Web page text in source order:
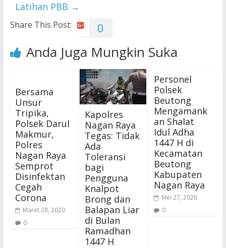
Latihan PBB →
Share This Post: 0
Anda Juga Mungkin Suka
Bersama
Unsur
Tripika,
Polsek Darul
Makmur,
Polres
Nagan Raya
Semprot
Disinfektan
Cegah
Corona
Maret 28, 2020
0
Kapolres
Nagan Raya
Tegas: Tidak
Ada
Toleransi
bagi
Pengguna
Knalpot
Brong dan
Balapan Liar
di Bulan
Ramadhan
1447 H
Personel
Polsek
Beutong
Mengamank
an Shalat
Idul Adha
1447 H di
Kecamatan
Beutong
Kabupaten
Nagan Raya
Mei 27, 2026
0